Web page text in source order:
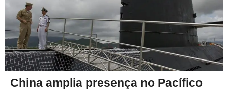
China amplia presença no Pacífico